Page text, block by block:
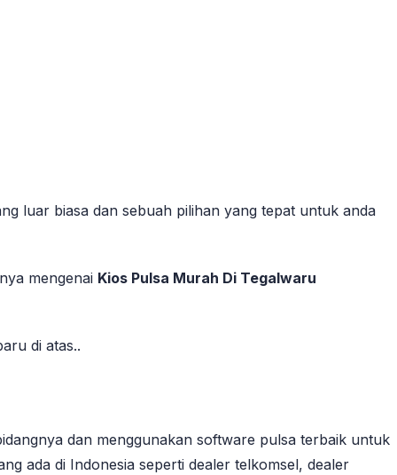
luar biasa dan sebuah pilihan yang tepat untuk anda
mengenai Kios Pulsa Murah Di Tegalwaru
di atas..
dan menggunakan software pulsa terbaik untuk
ada di Indonesia seperti dealer telkomsel, dealer